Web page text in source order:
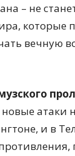
– не
которые
вечную
атаки
и в